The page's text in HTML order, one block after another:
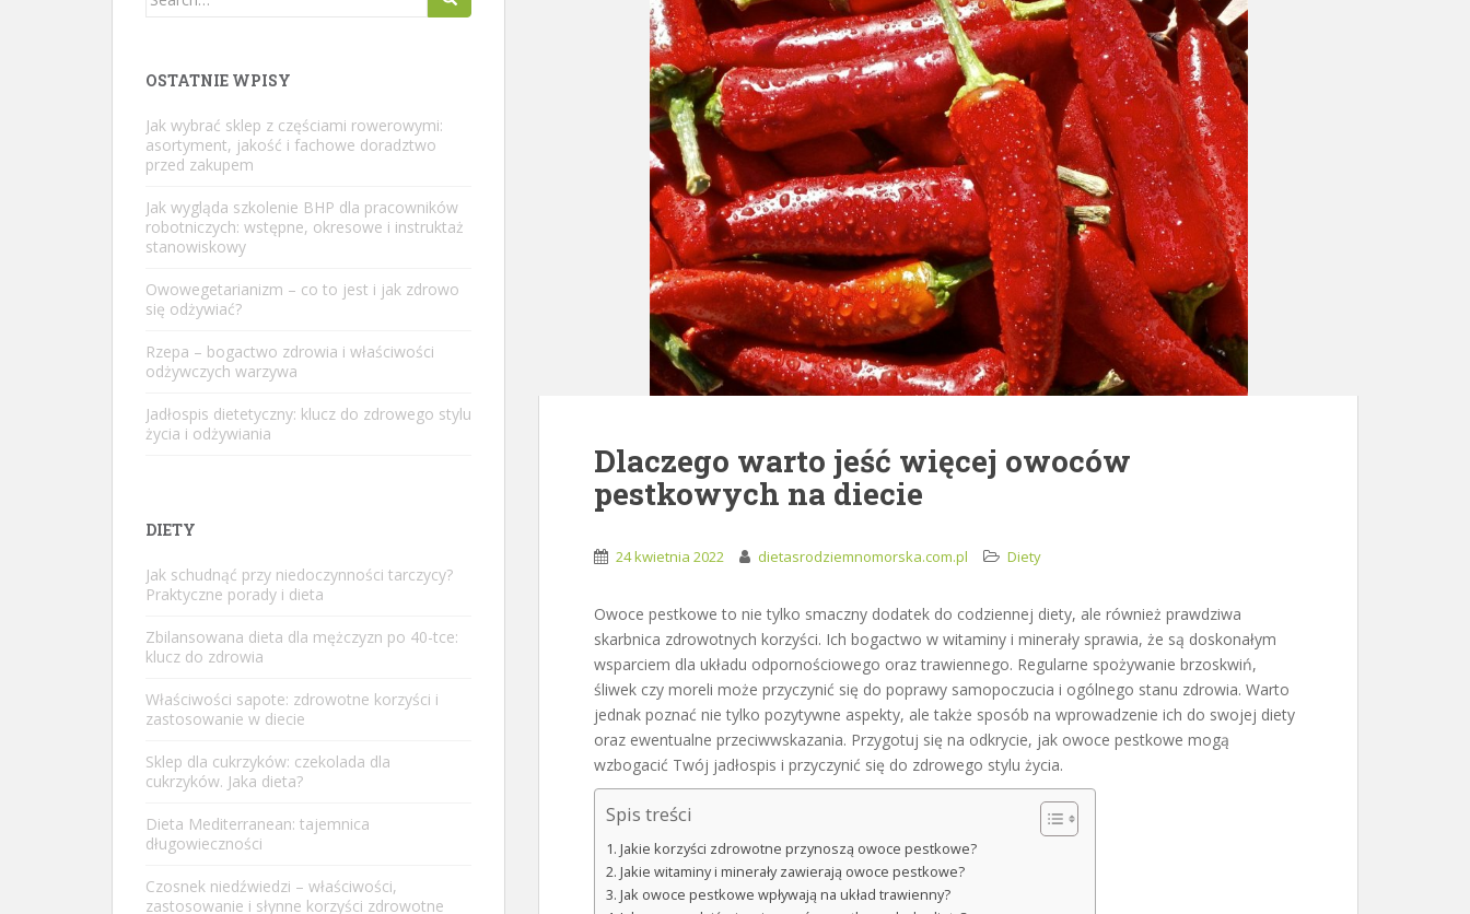
Dlaczego warto jeść więcej owoców
pestkowych na diecie
24 kwietnia 2022 dietasrodziemnomorska.com.pl Diety
Owoce pestkowe to nie tylko smaczny dodatek do codziennej diety, ale również prawdziwa
skarbnica zdrowotnych korzyści. Ich bogactwo w witaminy i minerały sprawia, że są doskonałym
wsparciem dla układu odpornościowego oraz trawiennego. Regularne spożywanie brzoskwiń,
śliwek czy moreli może przyczynić się do poprawy samopoczucia i ogólnego stanu zdrowia. Warto
jednak poznać nie tylko pozytywne aspekty, ale także sposób na wprowadzenie ich do swojej diety
oraz ewentualne przeciwwskazania. Przygotuj się na odkrycie, jak owoce pestkowe mogą
wzbogacić Twój jadłospis i przyczynić się do zdrowego stylu życia.
Spis treści
Jakie korzyści zdrowotne przynoszą owoce pestkowe?
Jakie witaminy i minerały zawierają owoce pestkowe?
Jak owoce pestkowe wpływają na układ trawienny?
OSTATNIE WPISY
Jak wybrać sklep z częściami rowerowymi:
asortyment, jakość i fachowe doradztwo
przed zakupem
Jak wygląda szkolenie BHP dla pracowników
robotniczych: wstępne, okresowe i instruktaż
stanowiskowy
Owowegetarianizm – co to jest i jak zdrowo
się odżywiać?
Rzepa – bogactwo zdrowia i właściwości
odżywczych warzywa
Jadłospis dietetyczny: klucz do zdrowego stylu
życia i odżywiania
DIETY
Jak schudnąć przy niedoczynności tarczycy?
Praktyczne porady i dieta
Zbilansowana dieta dla mężczyzn po 40-tce:
klucz do zdrowia
Właściwości sapote: zdrowotne korzyści i
zastosowanie w diecie
Sklep dla cukrzyków: czekolada dla
cukrzyków. Jaka dieta?
Dieta Mediterranean: tajemnica
długowieczności
Czosnek niedźwiedzi – właściwości,
zastosowanie i słynne korzyści zdrowotne